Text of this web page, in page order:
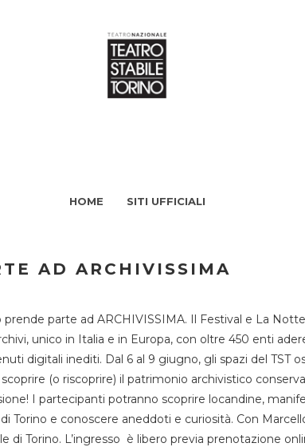
HOME SITI UFFICIALI
AD ARCHIVISSIMA
prende parte ad ARCHIVISSIMA. Il Festival e La
unico in Italia e in Europa, con oltre 450 enti
digitali inediti. Dal 6 al 9 giugno, gli spazi del TST
(o riscoprire) il patrimonio archivistico
I partecipanti potranno scoprire locandine,
Torino e conoscere aneddoti e curiosità. Con
di Torino. L’ingresso è libero previa prenotazione